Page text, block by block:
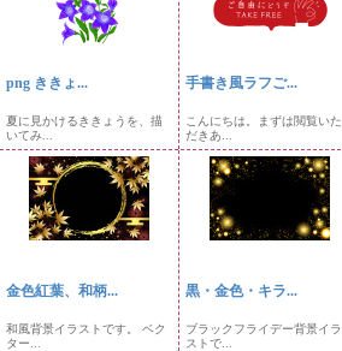
png ききょ...
夏に見かけるききょうを、描
いてみ...
手書き風ラフご...
こんにちは。まずは閲覧いた
だきあ...
金色紅葉、和柄...
和風背景イラストです。 ベク
ター...
黒・金色・キラ...
ブラックフライデー背景イラ
ストで...